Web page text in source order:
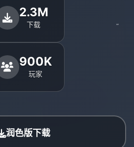
2.3M
下载
900K
玩家
润色版下载